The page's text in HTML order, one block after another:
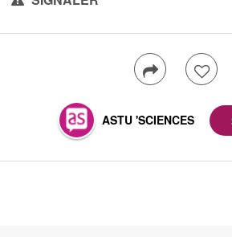
ASTU 'SCIENCES